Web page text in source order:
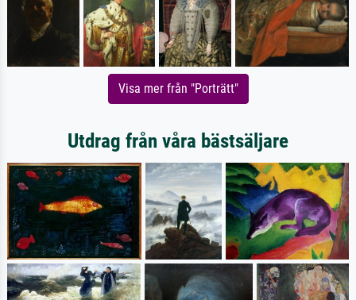
Visa mer från "Porträtt"
Utdrag från våra bästsäljare